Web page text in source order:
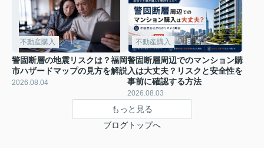
不動産購入
警固断層の地震リスクは？福岡
市ハザードマップの見方を解説
2026.08.04
不動産購入
警固断層周辺でのマンション購
入は大丈夫？リスクと安全性を
事前に確認する方法
2026.08.03
もっと見る
ブログトップへ